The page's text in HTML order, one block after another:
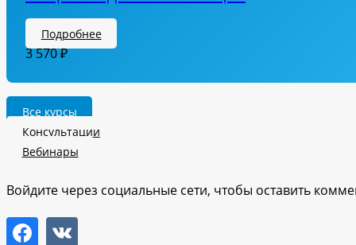
Подробнее
3 570₽
Все курсы
Консультации
Вебинары
Войдите через социальные сети, чтобы оставить